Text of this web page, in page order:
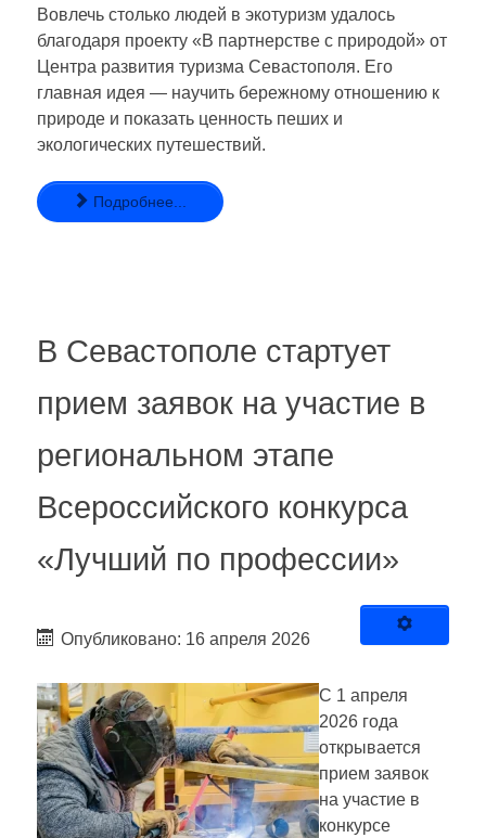
Вовлечь столько людей в экотуризм удалось
благодаря проекту «В партнерстве с природой» от
Центра развития туризма Севастополя. Его
главная идея — научить бережному отношению к
природе и показать ценность пеших и
экологических путешествий.
Подробнее...
В Севастополе стартует
прием заявок на участие в
региональном этапе
Всероссийского конкурса
«Лучший по профессии»
Опубликовано: 16 апреля 2026
С 1 апреля
2026 года
открывается
прием заявок
на участие в
конкурсе